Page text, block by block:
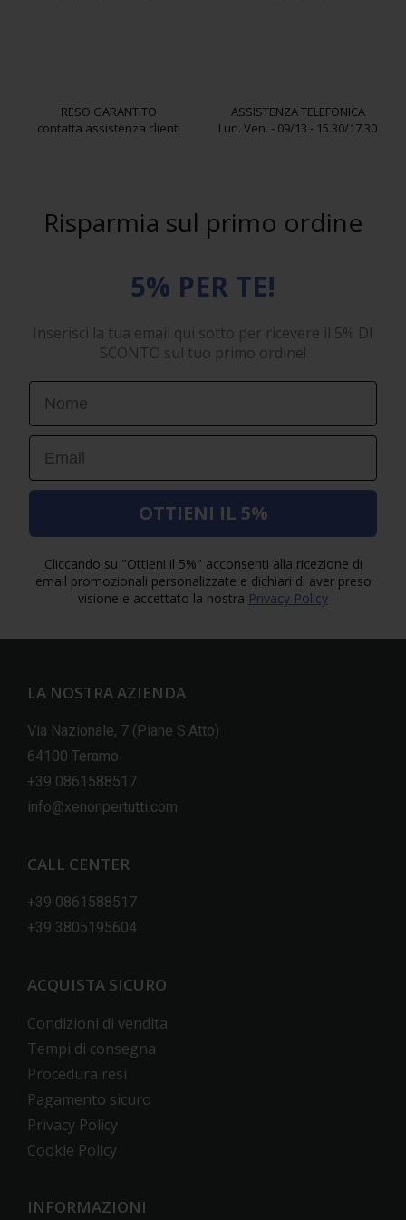
RESO GARANTITO
contatta assistenza clienti
ASSISTENZA TELEFONICA
Lun. Ven. - 09/13 - 15.30/17.30
Risparmia sul primo ordine
5% PER TE!
Inserisci la tua email qui sotto per ricevere il 5% DI
SCONTO sul tuo primo ordine!
First Name
Email
OTTIENI IL 5%
Cliccando su "Ottieni il 5%" acconsenti alla ricezione di
email promozionali personalizzate e dichiari di aver preso
visione e accettato la nostra Privacy Policy
LA NOSTRA AZIENDA
Via Nazionale, 7 (Piane S.Atto)
64100 Teramo
+39 0861588517
info@xenonpertutti.com
CALL CENTER
+39 0861588517
+39 3805195604
ACQUISTA SICURO
Condizioni di vendita
Tempi di consegna
Procedura resi
Pagamento sicuro
Privacy Policy
Cookie Policy
INFORMAZIONI